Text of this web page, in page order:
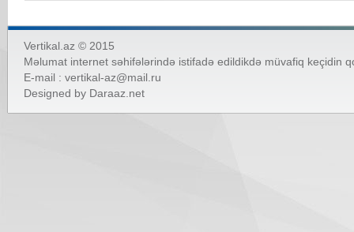
Vertikal.az © 2015
Məlumat internet səhifələrində istifadə edildikdə müvafiq keçidin
E-mail : vertikal-az@mail.ru
Designed by Daraaz.net